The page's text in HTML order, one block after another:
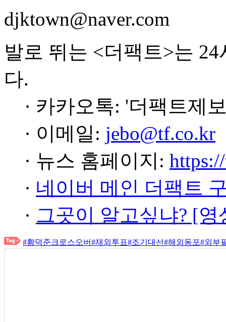
djktown@naver.com
발로 뛰는 <더팩트>는
다.
· 카카오톡: '더팩트제
· 이메일: jebo@tf.co.kr
· 뉴스 홈페이지:
· 네이버 메인 더팩트
· 그곳이 알고싶냐? [
#황덕준크로스오버#재외투표#조기대선#해외동포#외부